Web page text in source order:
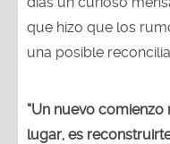
que hizo que los
una posible
“Un nuevo
lugar, es